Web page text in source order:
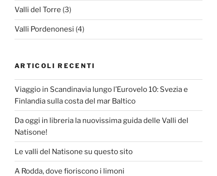
Valli del Torre (3)
Valli Pordenonesi (4)
ARTICOLI RECENTI
Viaggio in Scandinavia lungo l’Eurovelo 10: Svezia e
Finlandia sulla costa del mar Baltico
Da oggi in libreria la nuovissima guida delle Valli del
Natisone!
Le valli del Natisone su questo sito
A Rodda, dove fioriscono i limoni